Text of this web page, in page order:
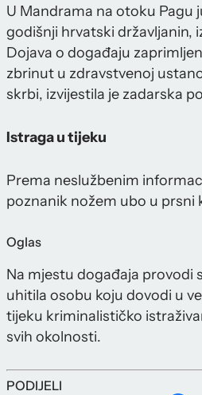
U Mandrama na otoku Pagu
godišnji hrvatski državljanin,
Dojava o događaju
zbrinut u zdravstvenoj
skrbi, izvijestila je zadarska
Istraga u tijeku
Prema neslužbenim
poznanik nožem ubo u prsni
Oglas
Na mjestu događaja provodi
uhitila osobu koju dovodi u
tijeku kriminalističko
svih okolnosti.
PODIJELI